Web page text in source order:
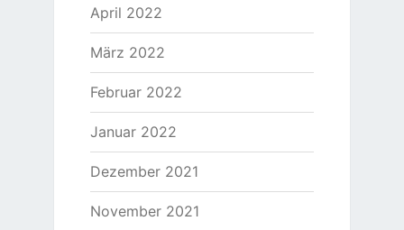
April 2022
März 2022
Februar 2022
Januar 2022
Dezember 2021
November 2021